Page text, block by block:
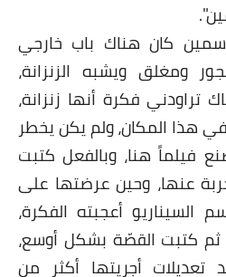
كان هناك باب خارجي
ومغلق ويشبه الزنزانة،
فكرة أنها زنزانة،
هذا المكان، ولم يكن يخطر
فيلماً هنا، وبالفعل كتبت
عنها، وحين عرضتها على
أعجبته الفكرة،
كتبت القصّة بشكل أوسع،
تعديلات أجريتها أكثر من